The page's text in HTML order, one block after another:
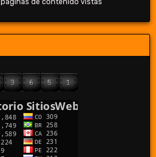
páginas de contenido vistas